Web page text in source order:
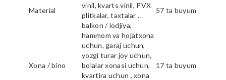
Material
vinil, kvarts vinil, PVX
plitkalar, taxtalar ...
57 ta buyum
Xona / bino
balkon / lodjiya,
hammom va hojatxona
uchun, garaj uchun,
yozgi turar joy uchun,
bolalar xonasi uchun,
kvartira uchun , xona
17 ta buyum